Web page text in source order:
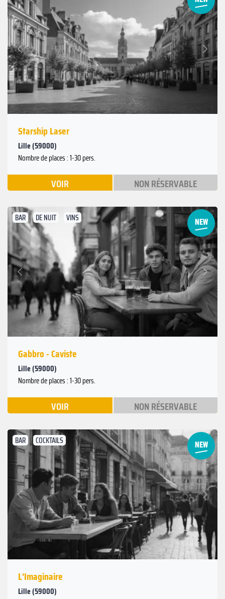
Précédent
Suivant
Starship Laser
Lille (59000)
Nombre de places : 1-30 pers.
VOIR NON RÉSERVABLE
BAR DE NUIT VINS
Précédent
Suivant
Gabbro - Caviste
Lille (59000)
Nombre de places : 1-30 pers.
VOIR NON RÉSERVABLE
BAR COCKTAILS
Précédent
Suivant
L'Imaginaire
Lille (59000)